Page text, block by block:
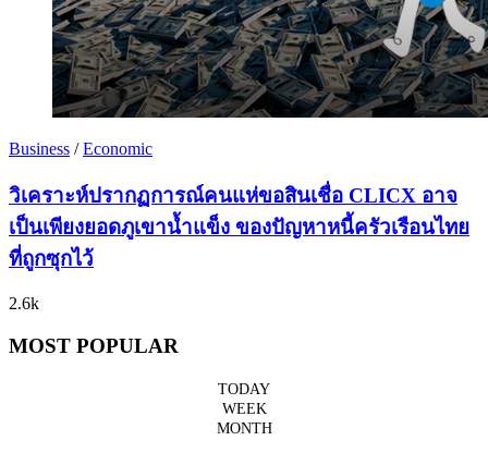
Business /Economic
วิเคราะห์ปรากฏการณ์คนแห่ขอสินเชื่อ CLICX อาจ
เป็นเพียงยอดภูเขาน้ำแข็ง ของปัญหาหนี้ครัวเรือนไทย
ที่ถูกซุกไว้
2.6k
MOST POPULAR
TODAY
WEEK
MONTH